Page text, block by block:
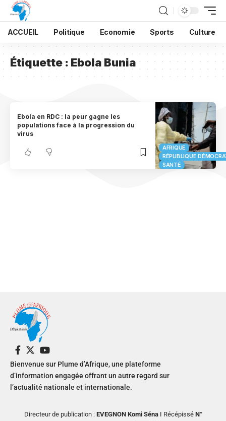
ACCUEIL Politique Economie Sports Culture
Étiquette : Ebola Bunia
AFRIQUE
RÉPUBLIQUE
SANTÉ
Ebola en RDC : la peur gagne les
populations face à la progression du
virus
Bienvenue sur Plume d’Afrique, une plateforme
d’information engagée offrant un autre regard sur
l’actualité nationale et internationale.
Directeur de publication : EVEGNON Komi SénaI RécépisséN°